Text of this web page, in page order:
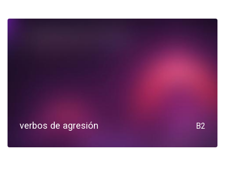
verbos de agresión B2